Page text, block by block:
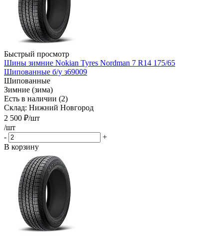
Быстрый просмотр
Шины зимние Nokian Tyres Nordman 7 R14 175/65
Шипованные б/у з69009
Шипованные
Зимние (зима)
Есть в наличии (2)
Склад: Нижний Новгород
2 500 ₽/шт
/шт
-
+
В корзину